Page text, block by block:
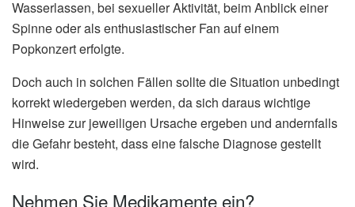
Wasserlassen, bei sexueller Aktivität, beim Anblick einer
Spinne oder als enthusiastischer Fan auf einem
Popkonzert erfolgte.
Doch auch in solchen Fällen sollte die Situation unbedingt
korrekt wiedergeben werden, da sich daraus wichtige
Hinweise zur jeweiligen Ursache ergeben und andernfalls
die Gefahr besteht, dass eine falsche Diagnose gestellt
wird.
Nehmen Sie Medikamente ein?